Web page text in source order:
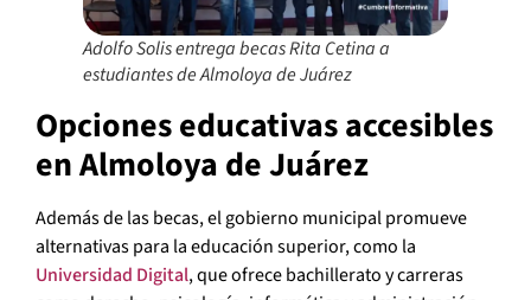
Adolfo Solis entrega becas Rita Cetina a
estudiantes de Almoloya de Juárez
Opciones educativas accesibles
en Almoloya de Juárez
Además de las becas, el gobierno municipal promueve
alternativas para la educación superior, como la
Universidad Digital, que ofrece bachillerato y carreras